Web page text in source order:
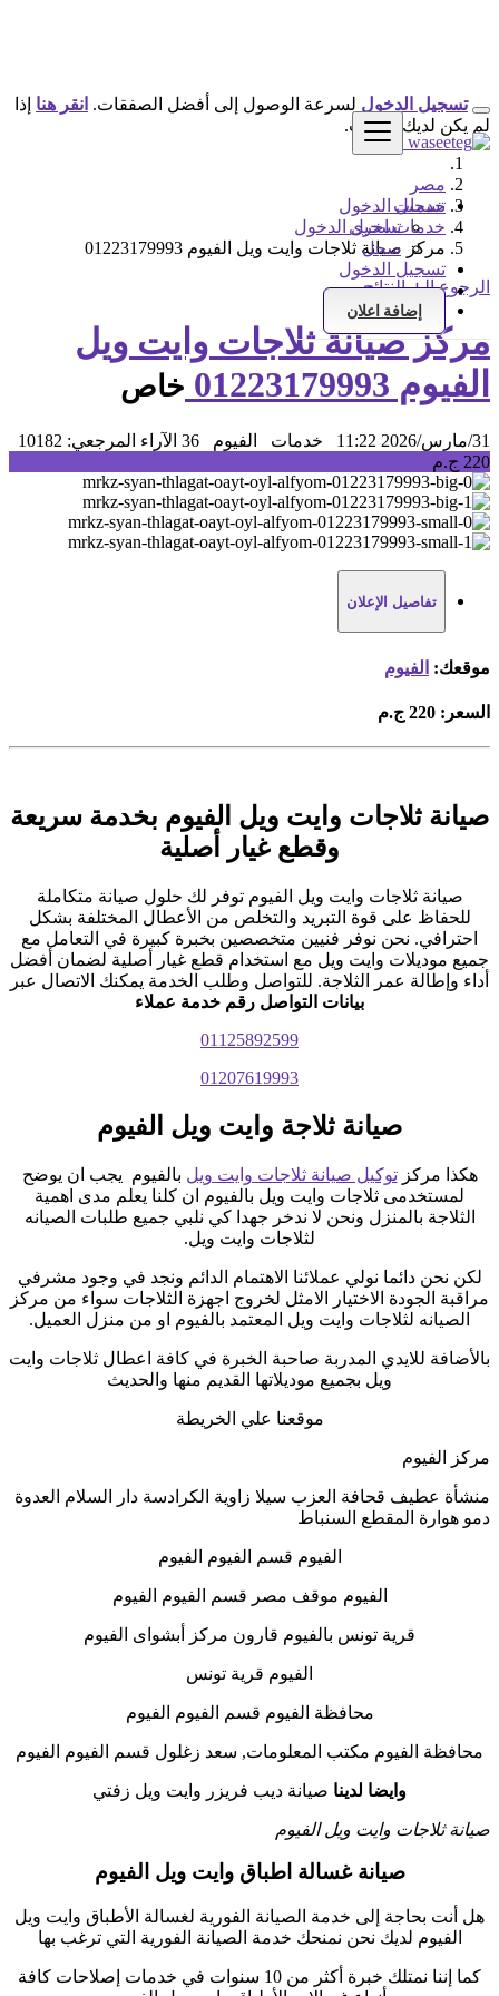
تسجيل الدخول
تسجيل الدخول
سجل
تسجيل الدخول
سجل
إضافة اعلان
تسجيل الدخول لسرعة الوصول إلى أفضل الصفقات. انقر هنا إذا
لم يكن لديك حساب.
مصر
خدمات
خدمات اخرى
مركز صيانة ثلاجات وايت ويل الفيوم 01223179993
الرجوع إلى النتائج
مركز صيانة ثلاجات وايت ويل
الفيوم 01223179993
خاص
31/مارس/2026 11:22 خدمات الفيوم 36 الآراء
المرجعي: 10182
220 ج.م
تفاصيل الإعلان
موقعك: الفيوم
السعر: 220 ج.م
صيانة ثلاجات وايت ويل الفيوم بخدمة سريعة
وقطع غيار أصلية
صيانة ثلاجات وايت ويل الفيوم توفر لك حلول صيانة متكاملة
للحفاظ على قوة التبريد والتخلص من الأعطال المختلفة بشكل
احترافي. نحن نوفر فنيين متخصصين بخبرة كبيرة في التعامل مع
جميع موديلات وايت ويل مع استخدام قطع غيار أصلية لضمان أفضل
أداء وإطالة عمر الثلاجة. للتواصل وطلب الخدمة يمكنك الاتصال عبر
بيانات التواصل رقم خدمة عملاء
01125892599
01207619993
صيانة ثلاجة وايت ويل الفيوم
هكذا مركزتوكيل صيانة ثلاجات وايت ويل بالفيوم يجب ان يوضح
لمستخدمى ثلاجات وايت ويل بالفيوم ان كلنا يعلم مدى اهمية
الثلاجة بالمنزل ونحن لا ندخر جهدا كي نلبي جميع طلبات الصيانه
لثلاجات وايت ويل.
لكن نحن دائما نولي عملائنا الاهتمام الدائم ونجد في وجود مشرفي
مراقبة الجودة الاختيار الامثل لخروج اجهزة الثلاجات سواء من مركز
الصيانه لثلاجات وايت ويل المعتمد بالفيوم او من منزل العميل.
بالأضافة للايدي المدربة صاحبة الخبرة في كافة اعطال ثلاجات وايت
ويل بجميع موديلاتها القديم منها والحديث
موقعنا علي الخريطة
مركز الفيوم
منشأة عطيف قحافة العزب سيلا زاوية الكرادسة دار السلام العدوة
دمو هوارة المقطع السنباط
الفيوم قسم الفيوم الفيوم
الفيوم موقف مصر قسم الفيوم الفيوم
قرية تونس بالفيوم قارون مركز أبشواى الفيوم
الفيوم قرية تونس
محافظة الفيوم قسم الفيوم الفيوم
محافظة الفيوم مكتب المعلومات, سعد زغلول قسم الفيوم الفيوم
وايضا لدينا صيانة ديب فريزر وايت ويل زفتي
صيانة ثلاجات وايت ويل الفيوم
صيانة غسالة اطباق وايت ويل الفيوم
هل أنت بحاجة إلى خدمة الصيانة الفورية لغسالة الأطباق وايت ويل
الفيوم لديك نحن نمنحك خدمة الصيانة الفورية التي ترغب بها
كما إننا نمتلك خبرة أكثر من 10 سنوات في خدمات إصلاحات كافة